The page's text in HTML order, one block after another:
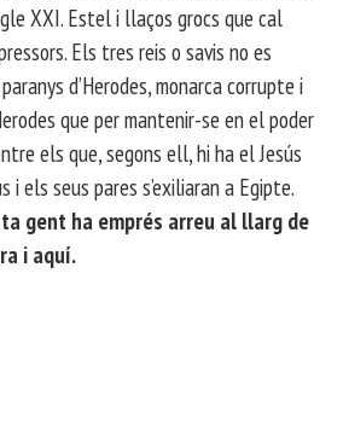
XXI. Estel i llaços grocs que cal
Els tres reis o savis no es
d’Herodes, monarca corrupte i
que per mantenir-se en el poder
els que, segons ell, hi ha el Jesús
i els seus pares s’exiliaran a Egipte.
gent ha emprés arreu al llarg de
i aquí.